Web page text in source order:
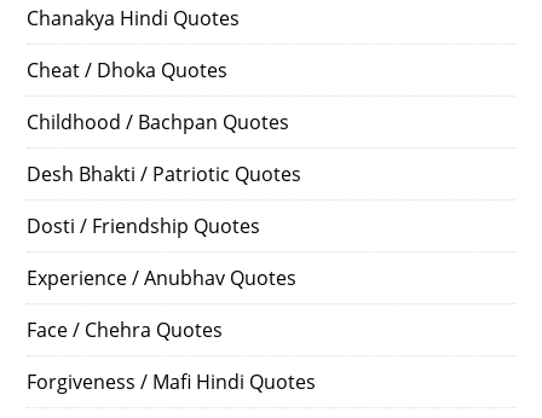
Chanakya Hindi Quotes
Cheat / Dhoka Quotes
Childhood / Bachpan Quotes
Desh Bhakti / Patriotic Quotes
Dosti / Friendship Quotes
Experience / Anubhav Quotes
Face / Chehra Quotes
Forgiveness / Mafi Hindi Quotes